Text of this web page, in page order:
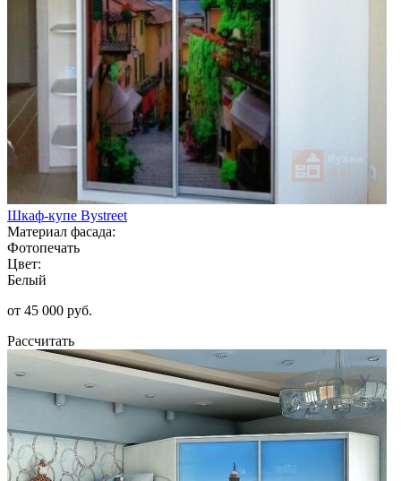
Шкаф-купе Bystreet
Материал фасада:
Фотопечать
Цвет:
Белый
от 45 000 руб.
Рассчитать